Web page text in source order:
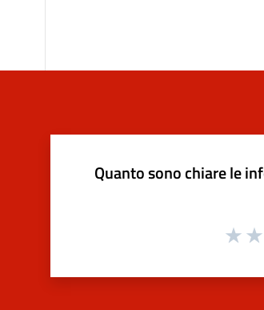
Quanto sono chiare le